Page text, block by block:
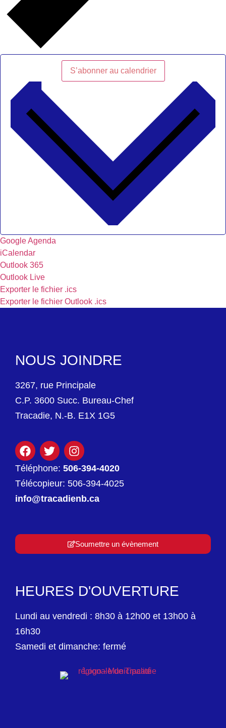
S’abonner au calendrier
Google Agenda
iCalendar
Outlook 365
Outlook Live
Exporter le fichier .ics
Exporter le fichier Outlook .ics
NOUS JOINDRE
3267, rue Principale
C.P. 3600 Succ. Bureau-Chef
Tracadie, N.-B. E1X 1G5
Téléphone: 506-394-4020
Télécopieur: 506-394-4025
info@tracadienb.ca
Soumettre un évènement
HEURES D'OUVERTURE
Lundi au vendredi : 8h30 à 12h00 et 13h00 à
16h30
Samedi et dimanche: fermé